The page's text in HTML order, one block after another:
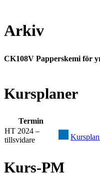
Arkiv
CK108V Papperskemi för
Kursplaner
Termin
HT 2024 –
tillsvidare
Kurs-PM